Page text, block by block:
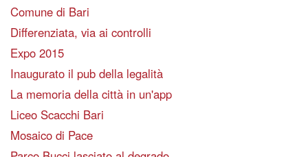
Comune di Bari
Differenziata, via ai controlli
Expo 2015
Inaugurato il pub della legalità
La memoria della città in un'app
Liceo Scacchi Bari
Mosaico di Pace